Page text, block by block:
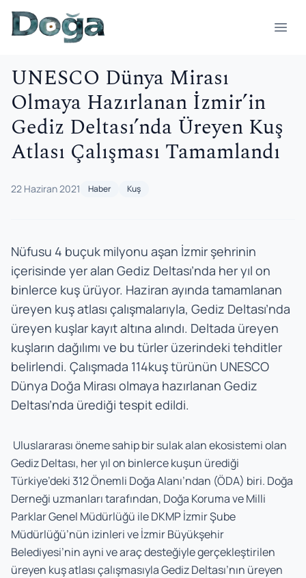
İçeriğe geç
UNESCO Dünya Mirası
Olmaya Hazırlanan İzmir’in
Gediz Deltası’nda Üreyen Kuş
Atlası Çalışması Tamamlandı
22 Haziran 2021 Haber Kuş
Nüfusu 4 buçuk milyonu aşan İzmir şehrinin
içerisinde yer alan Gediz Deltası’nda her yıl on
binlerce kuş ürüyor. Haziran ayında tamamlanan
üreyen kuş atlası çalışmalarıyla, Gediz Deltası’nda
üreyen kuşlar kayıt altına alındı. Deltada üreyen
kuşların dağılımı ve bu türler üzerindeki tehditler
belirlendi. Çalışmada 114kuş türünün UNESCO
Dünya Doğa Mirası olmaya hazırlanan Gediz
Deltası’nda ürediği tespit edildi.
Uluslararası öneme sahip bir sulak alan ekosistemi olan
Gediz Deltası, her yıl on binlerce kuşun ürediği
Türkiye’deki 312 Önemli Doğa Alanı’ndan (ÖDA) biri. Doğa
Derneği uzmanları tarafından, Doğa Koruma ve Milli
Parklar Genel Müdürlüğü ile DKMP İzmir Şube
Müdürlüğü’nün izinleri ve İzmir Büyükşehir
Belediyesi’nin ayni ve araç desteğiyle gerçekleştirilen
üreyen kuş atlası çalışmasıyla Gediz Deltası’nın üreyen